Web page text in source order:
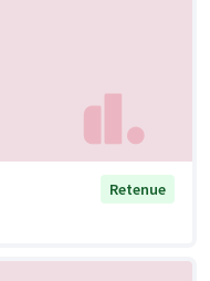
Retenue